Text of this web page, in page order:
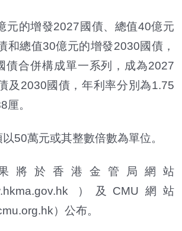
的增發2027國債、總值40億元
和總值30億元的增發2030國債，
債合併構成單一系列，成為2027
及2030國債，年利率分別為1.75
厘。
50萬元或其整數倍數為單位。
將於香港金管局網站
）及CMU網站
）公布。